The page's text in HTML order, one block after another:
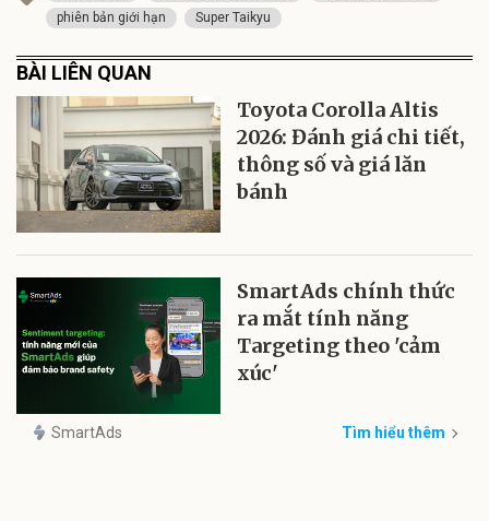
phiên bản giới hạn
Super Taikyu
BÀI LIÊN QUAN
Toyota Corolla Altis
2026: Đánh giá chi tiết,
thông số và giá lăn
bánh
SmartAds chính thức
ra mắt tính năng
Targeting theo 'cảm
xúc'
SmartAds Tìm hiểu thêm